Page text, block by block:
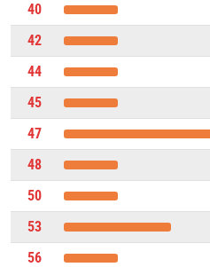
40
42
44
45
47
48
50
53
56